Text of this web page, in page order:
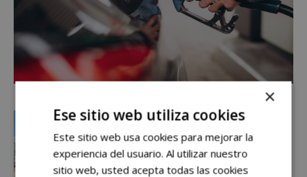
×
Ese sitio web utiliza cookies
Este sitio web usa cookies para mejorar la
experiencia del usuario. Al utilizar nuestro
sitio web, usted acepta todas las cookies